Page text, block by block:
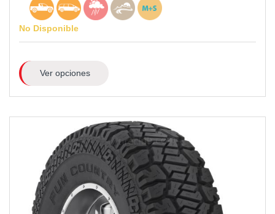
No Disponible
Ver opciones